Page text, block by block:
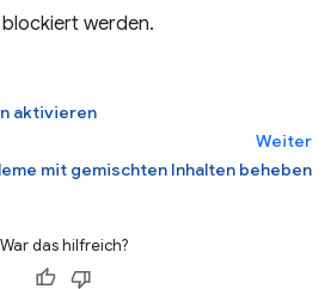
werden.
aktivieren
Weiter
mit gemischten Inhalten beheben
War das hilfreich?